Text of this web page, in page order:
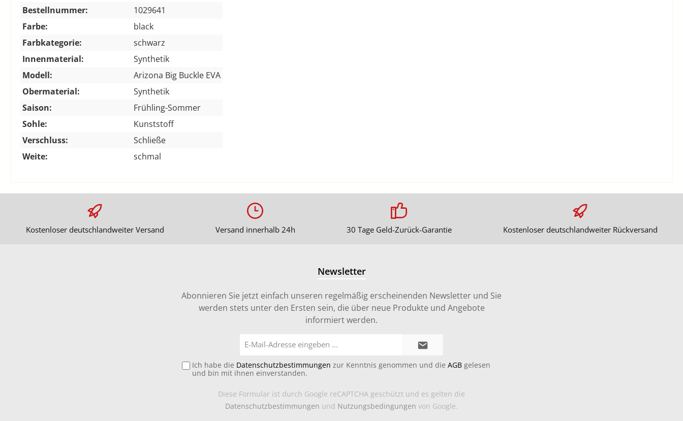
Bestellnummer:
1029641
Farbe:
black
Farbkategorie:
schwarz
Innenmaterial:
Synthetik
Modell:
Arizona Big Buckle EVA
Obermaterial:
Synthetik
Saison:
Frühling-Sommer
Sohle:
Kunststoff
Verschluss:
Schließe
Weite:
schmal
Kostenloser deutschlandweiter Versand Versand innerhalb 24h 30 Tage Geld-Zurück-Garantie Kostenloser deutschlandweiter Rückversand
Newsletter
Abonnieren Sie jetzt einfach unseren regelmäßig erscheinenden Newsletter und Sie
werden stets unter den Ersten sein, die über neue Produkte und Angebote
informiert werden.
Mail-
Ich habe die Datenschutzbestimmungen zur Kenntnis genommen und die AGB gelesen
und bin mit ihnen einverstanden.
Diese Formular ist durch Google reCAPTCHA geschützt und es gelten die
Datenschutzbestimmungen und Nutzungsbedingungen von Google.